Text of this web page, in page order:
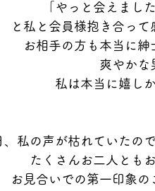
「やっと会えまし
と私と会員様抱き合っ
お相手の方も本当に紳
爽やかな
私は本当に嬉し
、私の声が枯れていたの
たくさんお二人とも
お見合いでの第一印象の